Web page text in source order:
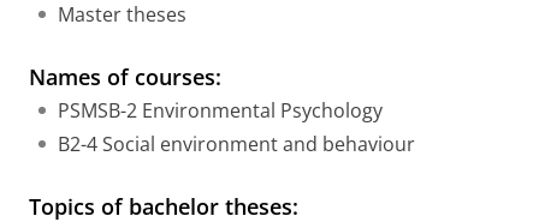
Master theses
Names of courses:
PSMSB-2 Environmental Psychology
B2-4 Social environment and behaviour
Topics of bachelor theses: